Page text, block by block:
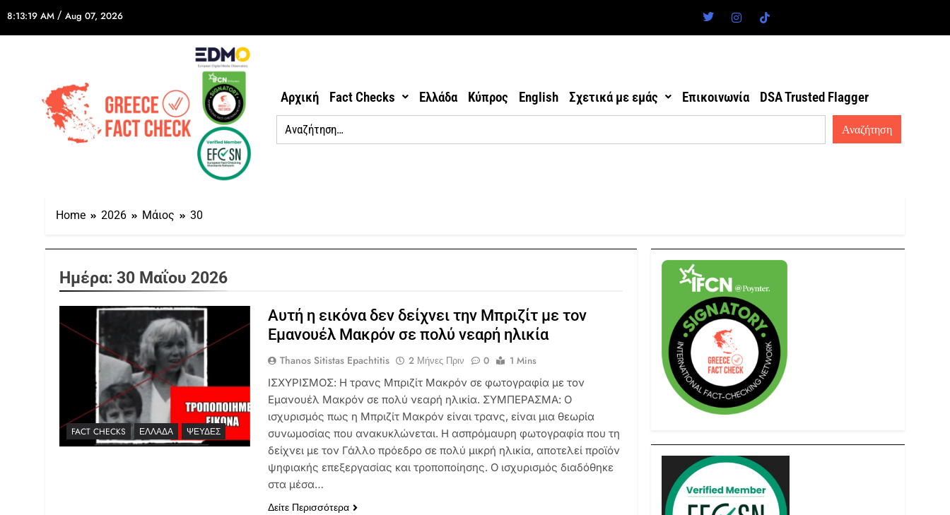
8:13:19 AM / Aug 07, 2026
Αρχική Fact Checks Ελλάδα Κύπρος English Σχετικά με εμάς Επικοινωνία DSA Trusted Flagger
Home 2026 Μάιος 30
Ημέρα: 30 Μαΐου 2026
FACT CHECKS ΕΛΛΆΔΑ ΨΕΥΔΈΣ
Αυτή η εικόνα δεν δείχνει την Μπριζίτ με τον
Εμανουέλ Μακρόν σε πολύ νεαρή ηλικία
Thanos Sitistas Epachtitis 2 Μήνες Πριν 0
1 Mins
ΙΣΧΥΡΙΣΜΟΣ: Η τρανς Μπριζίτ Μακρόν σε φωτογραφία με τον
Εμανουέλ Μακρόν σε πολύ νεαρή ηλικία. ΣΥΜΠΕΡΑΣΜΑ: Ο
ισχυρισμός πως η Μπριζίτ Μακρόν είναι τρανς, είναι μια θεωρία
συνωμοσίας που ανακυκλώνεται. Η ασπρόμαυρη φωτογραφία που τη
δείχνει με τον Γάλλο πρόεδρο σε πολύ μικρή ηλικία, αποτελεί προϊόν
ψηφιακής επεξεργασίας και τροποποίησης. Ο ισχυρισμός διαδόθηκε
στα μέσα…
Δείτε Περισσότερα